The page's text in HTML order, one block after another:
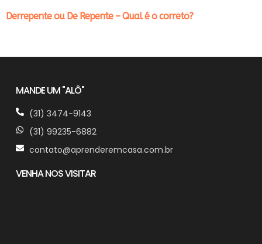
Derrepente ou De Repente – Qual é o correto?
MANDE UM "ALÔ"
(31) 3474-9143
(31) 99235-6882
contato@aprenderemcasa.com.br
VENHA NOS VISITAR